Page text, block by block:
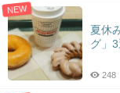
NEW
夏休
グ」
248